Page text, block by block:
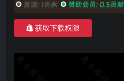
普通: 1贡献 赞助会员: 0.5贡献
获取下载权限